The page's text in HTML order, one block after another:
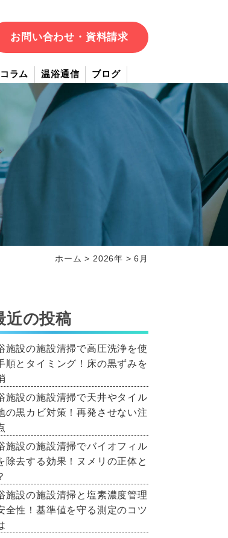
お問い合わせ・資料請求
コラム 温浴通信 ブログ
ホーム > 2026年 >6月
近の投稿
施設の施設清掃で高圧洗浄を使
順とタイミング！床の黒ずみを
施設の施設清掃で天井やタイル
の黒カビ対策！再発させない注
施設の施設清掃でバイオフィル
除去する効果！ヌメリの正体と
施設の施設清掃と塩素濃度管理
全性！基準値を守る測定のコツ